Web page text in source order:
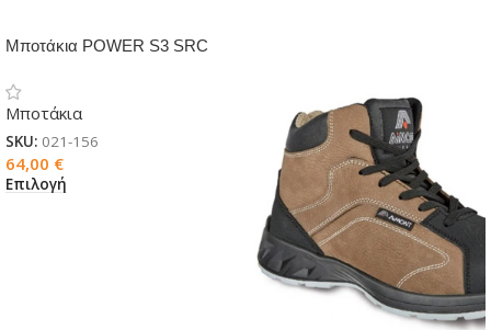
Μποτάκια POWER S3 SRC
Μποτάκια
SKU: 021-156
64,00 €
Επιλογή